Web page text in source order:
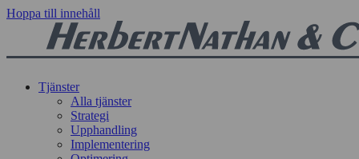
Hoppa till innehåll
Tjänster
Alla tjänster
Strategi
Upphandling
Implementering